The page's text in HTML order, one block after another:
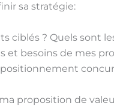
sa stratégie:
ciblés ? Quels sont
et besoins de mes
proposition de